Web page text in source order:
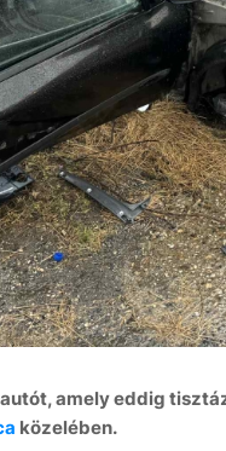
amely eddig
közelében.